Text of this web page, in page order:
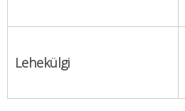
Lehekülgi